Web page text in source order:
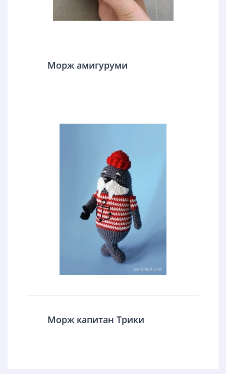
Морж амигуруми
Морж капитан Трики